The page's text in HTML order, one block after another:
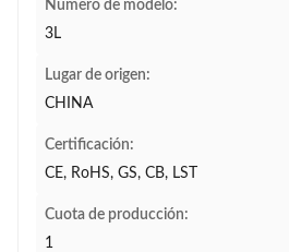
Número de modelo:
3L
Lugar de origen:
CHINA
Certificación:
CE, RoHS, GS, CB, LST
Cuota de producción:
1